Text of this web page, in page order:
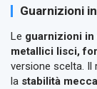
Guarnizioni
Le guarnizioni
metallici lisci,
versione scelta.
la stabilità